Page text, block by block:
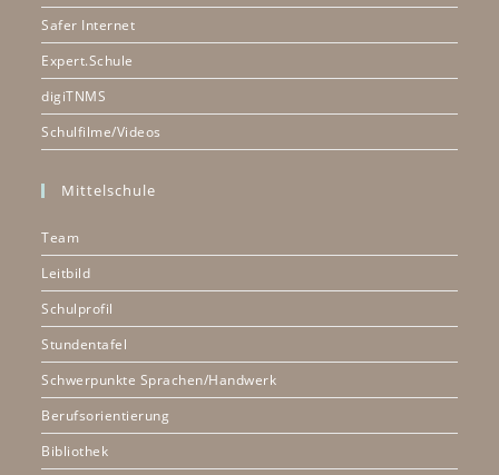
Safer Internet
Expert.Schule
digiTNMS
Schulfilme/Videos
Mittelschule
Team
Leitbild
Schulprofil
Stundentafel
Schwerpunkte Sprachen/Handwerk
Berufsorientierung
Bibliothek